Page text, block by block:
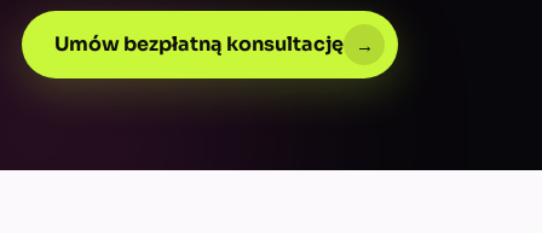
Umów bezpłatną konsultację →